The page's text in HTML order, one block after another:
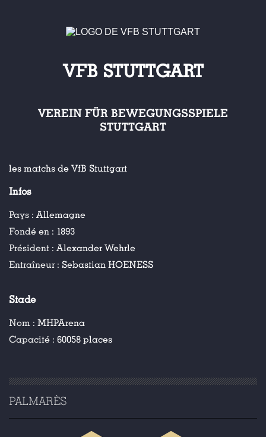
VFB STUTTGART
VEREIN FÜR BEWEGUNGSSPIELE
STUTTGART
les matchs de VfB Stuttgart
Infos
Pays : Allemagne
Fondé en : 1893
Président : Alexander Wehrle
Entraîneur : Sebastian HOENESS
Stade
Nom : MHPArena
Capacité : 60058 places
PALMARÈS